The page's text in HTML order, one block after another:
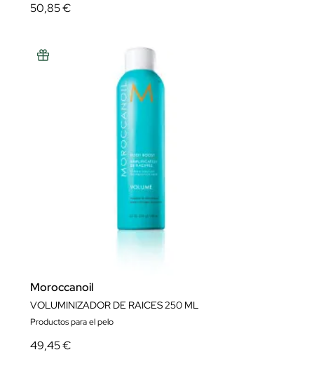
50,85 €
Moroccanoil
VOLUMINIZADOR DE RAICES 250 ML
Productos para el pelo
49,45 €